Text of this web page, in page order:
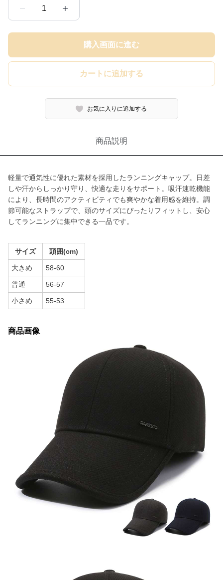
1
購入画面に進む
カートに追加する
お気に入りに追加する
商品説明
軽量で通気性に優れた素材を採用したランニングキャップ。日差
しや汗からしっかり守り、快適な走りをサポート。吸汗速乾機能
により、長時間のアクティビティでも爽やかな着用感を維持。調
節可能なストラップで、頭のサイズにぴったりフィットし、安心
してランニングに集中できる一品です。
サイズ 頭囲(cm)
大きめ 58-60
普通 56-57
小さめ 55-53
商品画像